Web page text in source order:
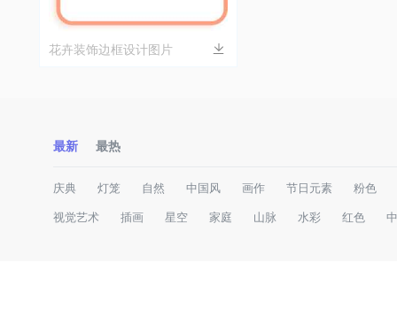
花卉装饰边框设计图片
最新 最热
庆典 灯笼 自然 中国风 画作 节日元素 粉色
视觉艺术 插画 星空 家庭 山脉 水彩 红色